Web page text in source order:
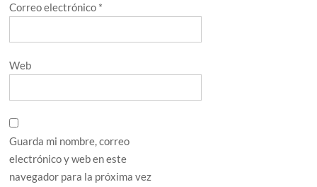
Correo electrónico *
Web
Guarda mi nombre, correo
electrónico y web en este
navegador para la próxima vez